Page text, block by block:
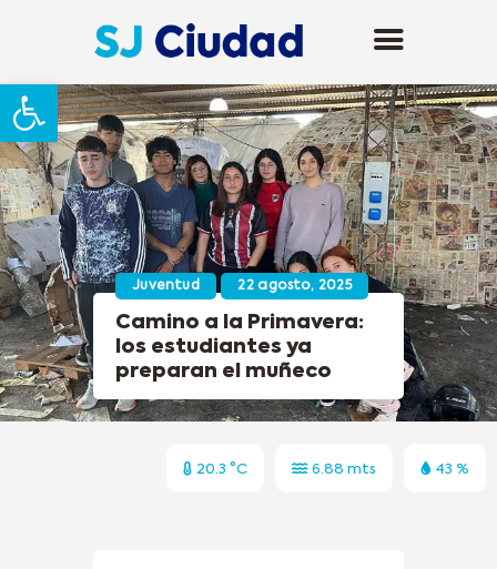
Abrir barra de herramientas
Juventud 22 agosto, 2025
Camino a la Primavera:
los estudiantes ya
preparan el muñeco
20.3 °C 6.88 mts 43 %